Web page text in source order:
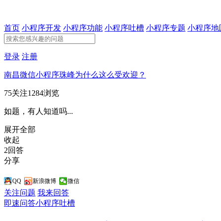
首页 小程序开发 小程序功能 小程序吐槽 小程序专题 小程序地
登录 注册
南昌微信小程序珠峰为什么这么受欢迎？
75关注1284浏览
如题，有人知道吗...
展开全部
收起
2回答
分享
QQ 新浪微博 微信
关注问题 我来回答
即速问答小程序吐槽